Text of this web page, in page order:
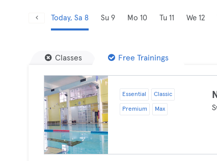
Today, Sa 8 Su 9 Mo 10 Tu 11 We 12
Classes Free Trainings
Essential Classic
Premium Max